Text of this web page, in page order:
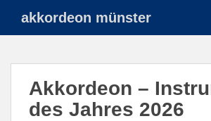
i
akkordeon münster
Akkordeon –
des Jahres 2026